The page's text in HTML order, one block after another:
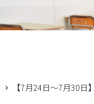
【7月24日～7月30